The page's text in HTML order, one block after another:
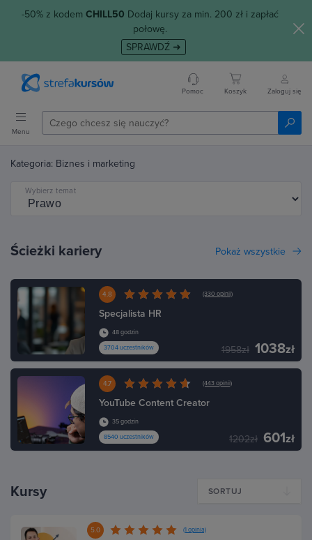
-50% z kodem CHILL50 Dodaj kursy za min. 200 zł i zapłać
połowę.
SPRAWDŹ ➜
Pomoc Koszyk Zaloguj się
Menu
Kategoria: Biznes i marketing
Wybierz temat
Ścieżki kariery Pokaż wszystkie
4.8 (330 opinii)
Specjalista HR
48 godzin
3704 uczestników
1958zł 1038zł
4.7 (443 opinii)
YouTube Content Creator
35 godzin
8540 uczestników
1202zł 601zł
Kursy SORTUJ
5.0 (1 opinia)